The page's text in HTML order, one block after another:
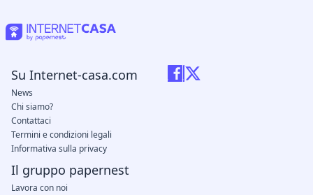
Su Internet-casa.com
News
Chi siamo?
Contattaci
Termini e condizioni legali
Informativa sulla privacy
Il gruppo papernest
Lavora con noi